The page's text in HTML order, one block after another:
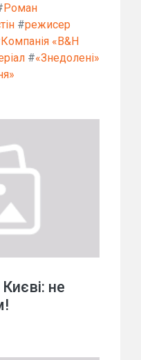
Роман
#режисер
Компанія «B&H
#«Знедолені»
не